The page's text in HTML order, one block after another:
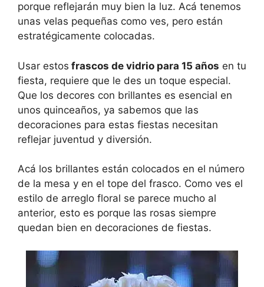
porque reflejarán muy bien la luz. Acá tenemos
unas velas pequeñas como ves, pero están
estratégicamente colocadas.
Usar estos frascos de vidrio para 15 años en tu
fiesta, requiere que le des un toque especial.
Que los decores con brillantes es esencial en
unos quinceaños, ya sabemos que las
decoraciones para estas fiestas necesitan
reflejar juventud y diversión.
Acá los brillantes están colocados en el número
de la mesa y en el tope del frasco. Como ves el
estilo de arreglo floral se parece mucho al
anterior, esto es porque las rosas siempre
quedan bien en decoraciones de fiestas.